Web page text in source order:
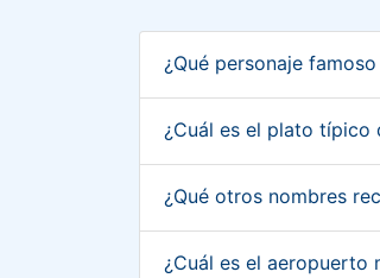
¿Qué personaje
¿Cuál es el plato típico
¿Qué otros nombres
¿Cuál es el aeropuerto